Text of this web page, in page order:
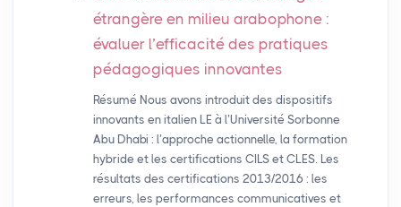
étrangère en milieu arabophone :
évaluer l’efficacité des pratiques
pédagogiques innovantes
Résumé Nous avons introduit des dispositifs
innovants en italien LE à l’Université Sorbonne
Abu Dhabi : l’approche actionnelle, la formation
hybride et les certifications CILS et CLES. Les
résultats des certifications 2013/2016 : les
erreurs, les performances communicatives et